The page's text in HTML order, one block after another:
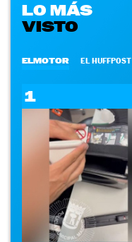
LO MÁS
VISTO
ELMOTOR EL HUFFPOST
1